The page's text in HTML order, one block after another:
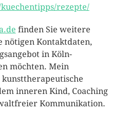
rezepte/
finden Sie weitere
Kontaktdaten,
in Köln-
möchten. Mein
inneren Kind, Coaching
Kommunikation.